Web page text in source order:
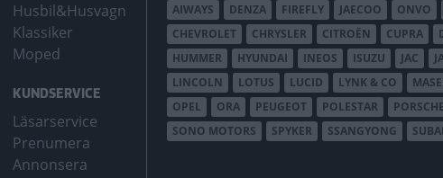
Husbil&Husvagn
Klassiker
Moped
KUNDSERVICE
Läsarservice
Prenumera
Annonsera
AIWAYS DENZA FIREFLY JAECOO ONVO
CHEVROLET
CHRYSLER CITROËN CUPRA
HUMMER
HYUNDAI INEOS ISUZU JAC
LINCOLN
LOTUS LUCID LYNK & CO
OPEL
ORA PEUGEOT POLESTAR PORSCHE
SONO MOTORS
SPYKER SSANGYONG